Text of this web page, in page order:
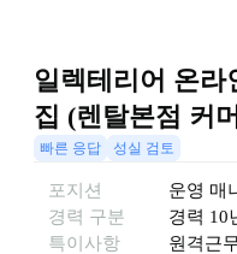
일렉테리어 온라
집 (렌탈본점 커
빠른 응답 성실 검토
포지션
운영 매
경력 구분
경력 10
특이사항
원격근